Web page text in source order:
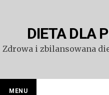
DIETA DLA
Zdrowa i zbilansowana
MENU